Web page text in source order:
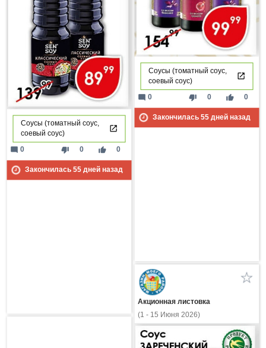
Соусы (томатный соус,
соевый соус)
thumb_down 0 thumb_up 0
mode_comment 0
Закончилась 55дней назад
Соусы (томатный соус,
соевый соус)
thumb_down 0 thumb_up 0
mode_comment 0
Закончилась 55дней назад
Акционная листовка
(1 - 15 Июня 2026)